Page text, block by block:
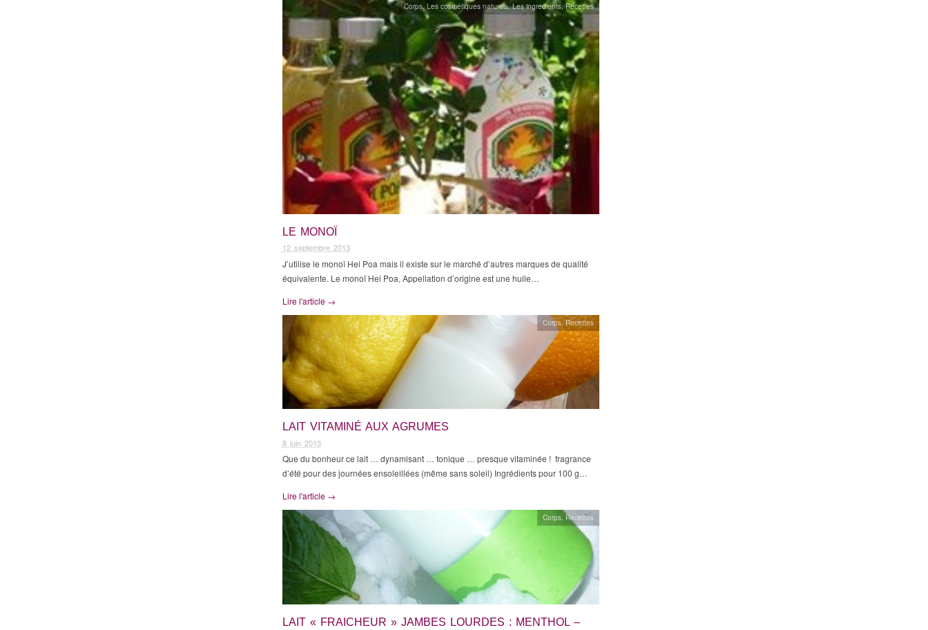
LE MONOÏ
12 septembre 2013
Corps,Les cosmétiques naturels,Les ingredients,Recettes
J’utilise le monoï Hei Poa mais il existe sur le marché d’autres marques de qualité
équivalente. Le monoï Hei Poa, Appellation d’origine est une huile…
Lire l'article →
LAIT VITAMINÉ AUX AGRUMES
8 juin 2013
Corps,Recettes
Que du bonheur ce lait … dynamisant … tonique … presque vitaminée ! fragrance
d’été pour des journées ensoleillées (même sans soleil) Ingrédients pour 100 g…
Lire l'article →
LAIT « FRAICHEUR » JAMBES LOURDES : MENTHOL –
Corps,Recettes